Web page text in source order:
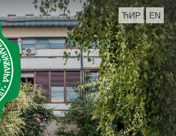
ЋИР EN